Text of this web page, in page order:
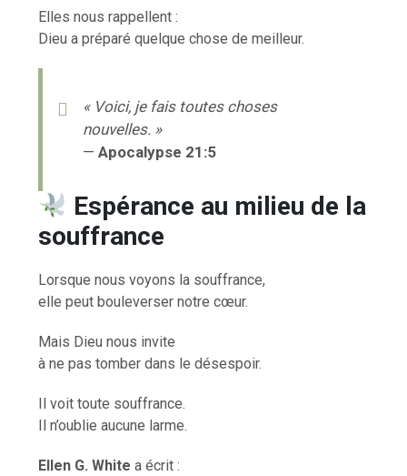
Elles nous rappellent :
Dieu a préparé quelque chose de meilleur.
« Voici, je fais toutes choses
nouvelles. »
—Apocalypse 21:5
Espérance au milieu de la
souffrance
Lorsque nous voyons la souffrance,
elle peut bouleverser notre cœur.
Mais Dieu nous invite
à ne pas tomber dans le désespoir.
Il voit toute souffrance.
Il n’oublie aucune larme.
Ellen G. White a écrit :